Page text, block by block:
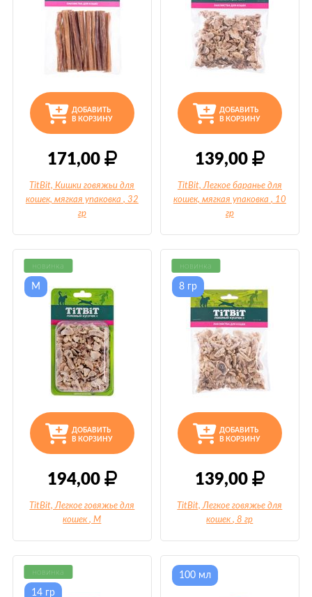
ДОБАВИТЬ
В КОРЗИНУ
171,00
TitBit, Кишки говяжьи для
кошек, мягкая упаковка , 32
гр
ДОБАВИТЬ
В КОРЗИНУ
139,00
TitBit, Легкое баранье для
кошек, мягкая упаковка , 10
гр
новинка
ДОБАВИТЬ
В КОРЗИНУ
194,00
M
TitBit, Легкое говяжье для
кошек , M
новинка
ДОБАВИТЬ
В КОРЗИНУ
139,00
8 гр
TitBit, Легкое говяжье для
кошек , 8 гр
новинка
14 гр
100 мл